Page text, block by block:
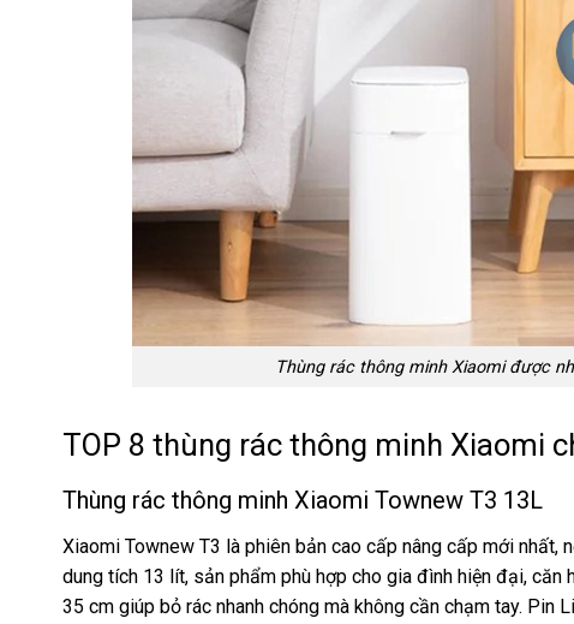
Thùng rác thông minh Xiaomi được
TOP 8 thùng rác thông minh Xiaomi
Thùng rác thông minh Xiaomi Townew T3 13L
Xiaomi Townew T3 là phiên bản cao cấp nâng cấp mới
dung tích 13 lít, sản phẩm phù hợp cho gia đình hiện đại,
35 cm giúp bỏ rác nhanh chóng mà không cần chạm tay.